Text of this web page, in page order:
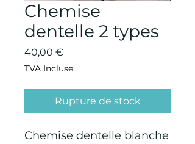
Chemise
dentelle 2 types
40,00 €
TVA Incluse
Rupture de stock
Chemise dentelle blanche